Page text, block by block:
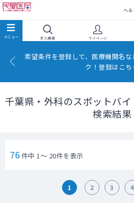
ヘル
求人検索 マイページ
希望条件を登録して、医療機関名
ク！登録はこち
千葉県・外科のスポットバ
検索結果
76 件中 1～ 20件を表示
1 2 3 4